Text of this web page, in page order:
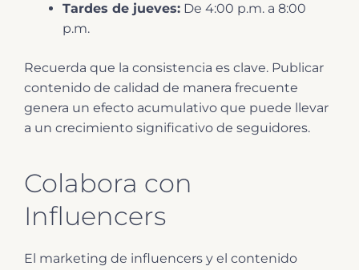
Tardes de jueves: De 4:00 p.m. a 8:00
p.m.
Recuerda que la consistencia es clave. Publicar
contenido de calidad de manera frecuente
genera un efecto acumulativo que puede llevar
a un crecimiento significativo de seguidores.
Colabora con
Influencers
El marketing de influencers y el contenido